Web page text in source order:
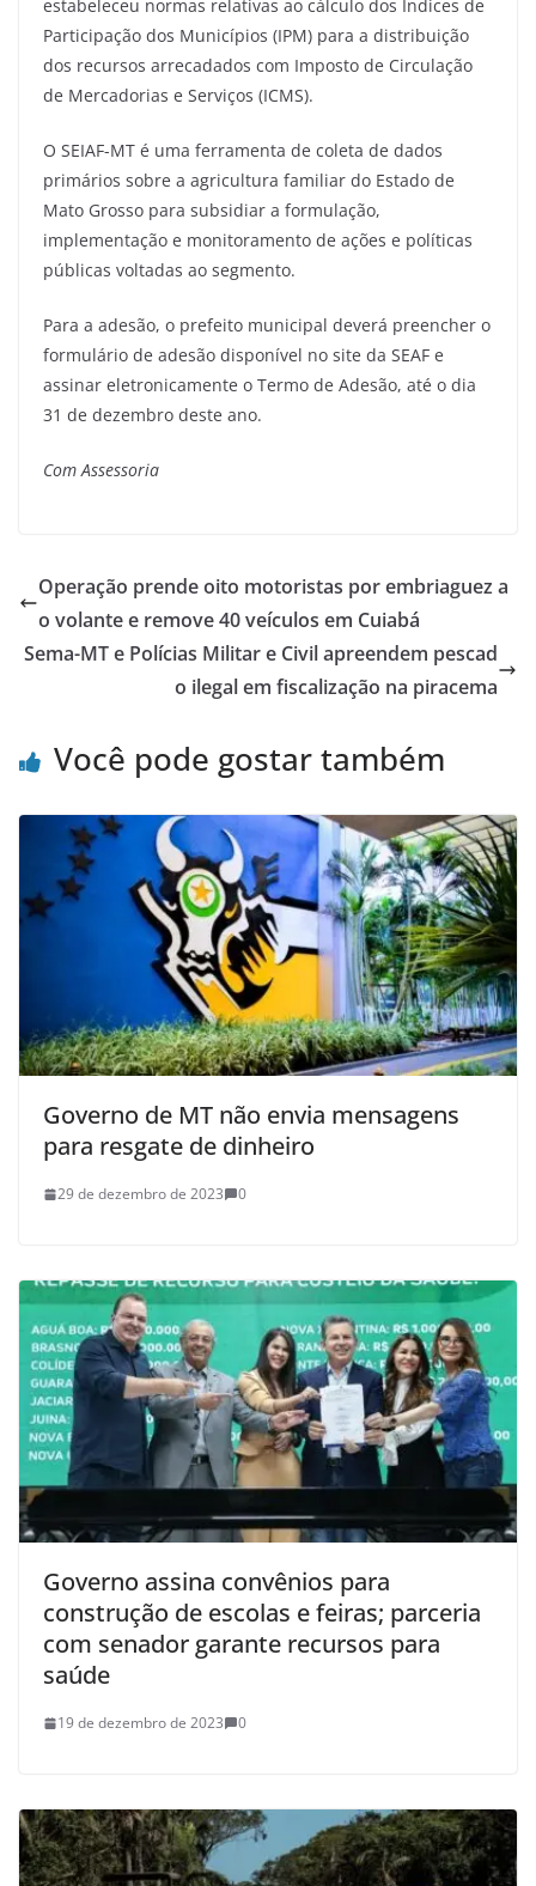
estabeleceu normas relativas ao cálculo dos Índices de
Participação dos Municípios (IPM) para a distribuição
dos recursos arrecadados com Imposto de Circulação
de Mercadorias e Serviços (ICMS).
O SEIAF-MT é uma ferramenta de coleta de dados
primários sobre a agricultura familiar do Estado de
Mato Grosso para subsidiar a formulação,
implementação e monitoramento de ações e políticas
públicas voltadas ao segmento.
Para a adesão, o prefeito municipal deverá preencher o
formulário de adesão disponível no site da SEAF e
assinar eletronicamente o Termo de Adesão, até o dia
31 de dezembro deste ano.
Com Assessoria
Operação prende oito motoristas por embriaguez a
o volante e remove 40 veículos em Cuiabá
Sema-MT e Polícias Militar e Civil apreendem pescad
o ilegal em fiscalização na piracema
Você pode gostar também
Governo de MT não envia mensagens
para resgate de dinheiro
29 de dezembro de 2023 0
Governo assina convênios para
construção de escolas e feiras; parceria
com senador garante recursos para
saúde
19 de dezembro de 2023 0